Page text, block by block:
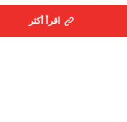
اقرأ أكثر